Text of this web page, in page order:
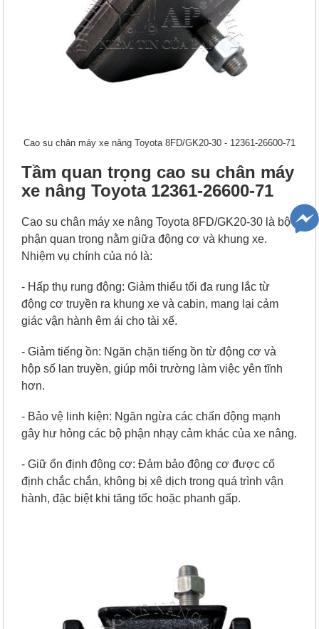
Cao su chân máy xe nâng Toyota 8FD/GK20-30 - 12361-26600-71
Tầm quan trọng cao su chân máy
xe nâng Toyota 12361-26600-71
Cao su chân máy xe nâng Toyota 8FD/GK20-30 là bộ
phận quan trọng nằm giữa động cơ và khung xe.
Nhiệm vụ chính của nó là:
- Hấp thụ rung động: Giảm thiểu tối đa rung lắc từ
động cơ truyền ra khung xe và cabin, mang lại cảm
giác vận hành êm ái cho tài xế.
- Giảm tiếng ồn: Ngăn chặn tiếng ồn từ động cơ và
hộp số lan truyền, giúp môi trường làm việc yên tĩnh
hơn.
- Bảo vệ linh kiện: Ngăn ngừa các chấn động mạnh
gây hư hỏng các bộ phận nhạy cảm khác của xe nâng.
- Giữ ổn định động cơ: Đảm bảo động cơ được cố
định chắc chắn, không bị xê dịch trong quá trình vận
hành, đặc biệt khi tăng tốc hoặc phanh gấp.